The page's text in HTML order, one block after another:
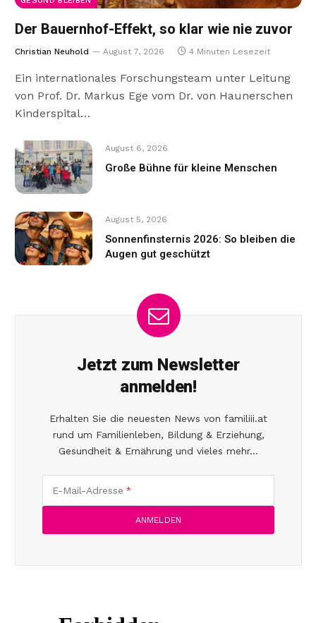
Der Bauernhof-Effekt, so klar wie nie zuvor
Christian Neuhold August 7, 2026 4 Minuten Lesezeit
Ein internationales Forschungsteam unter Leitung
von Prof. Dr. Markus Ege vom Dr. von Haunerschen
Kinderspital…
August 6, 2026
Große Bühne für kleine Menschen
August 5, 2026
Sonnenfinsternis 2026: So bleiben die
Augen gut geschützt
Jetzt zum Newsletter
anmelden!
Erhalten Sie die neuesten News von familiii.at
rund um Familienleben, Bildung & Erziehung,
Gesundheit & Ernährung und vieles mehr...
E-Mail-Adresse